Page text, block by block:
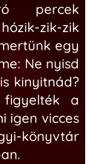
percek
zik-zik
egy
Ne nyisd
kinyitnád?
a
igen vicces
könyvtár